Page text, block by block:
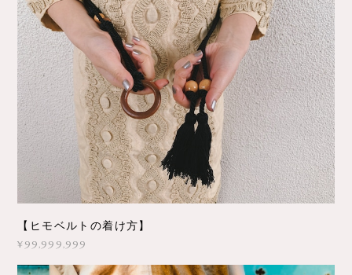
【ヒモベルトの着け方】
¥99,999,999